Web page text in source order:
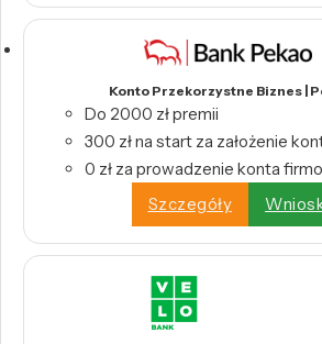
Konto Przekorzystne Biznes |
Do 2000 zł premii
300 zł na start za założenie
0 zł za prowadzenie konta
Szczegóły